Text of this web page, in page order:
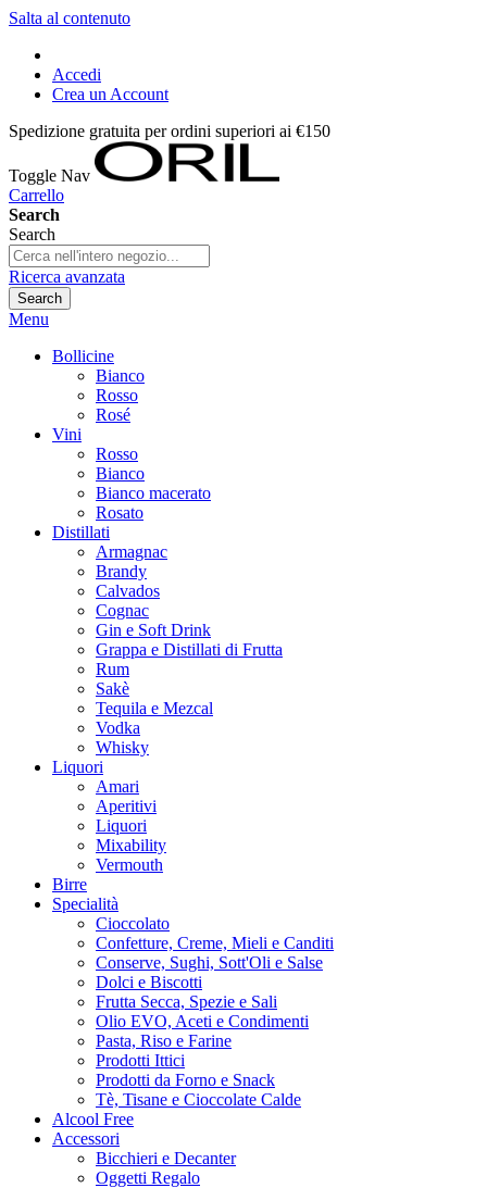
Salta al contenuto
Accedi
Crea un Account
Spedizione gratuita per ordini superiori ai €150
Toggle Nav
Carrello
Search
Search
Ricerca avanzata
Search
Menu
Bollicine
Bianco
Rosso
Rosé
Vini
Rosso
Bianco
Bianco macerato
Rosato
Distillati
Armagnac
Brandy
Calvados
Cognac
Gin e Soft Drink
Grappa e Distillati di Frutta
Rum
Sakè
Tequila e Mezcal
Vodka
Whisky
Liquori
Amari
Aperitivi
Liquori
Mixability
Vermouth
Birre
Specialità
Cioccolato
Confetture, Creme, Mieli e Canditi
Conserve, Sughi, Sott'Oli e Salse
Dolci e Biscotti
Frutta Secca, Spezie e Sali
Olio EVO, Aceti e Condimenti
Pasta, Riso e Farine
Prodotti Ittici
Prodotti da Forno e Snack
Tè, Tisane e Cioccolate Calde
Alcool Free
Accessori
Bicchieri e Decanter
Oggetti Regalo